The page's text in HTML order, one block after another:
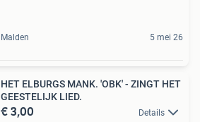
Malden 5 mei 26
HET ELBURGS MANK. 'OBK' - ZINGT HET
GEESTELIJK LIED.
€ 3,00 Details